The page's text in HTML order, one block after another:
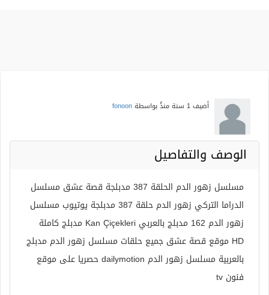
أضيف1 سنة منذُ بواسطةfonoon
الوصف والتفاصيل
مسلسل زهور الدم الحلقة 387 مدبلجة قصة عشق مسلسل
الدراما التركي زهور الدم حلقة 387 مدبلجة يوتيوب مسلسل
زهور الدم 162 مدبلج بالعربي Kan Çiçekleri مدبلج كاملة
HD موقع قصة عشق جميع حلقات مسلسل زهور الدم مدبلج
بالعربية مسلسل زهور الدم dailymotion حصريا على موقع
فنون tv